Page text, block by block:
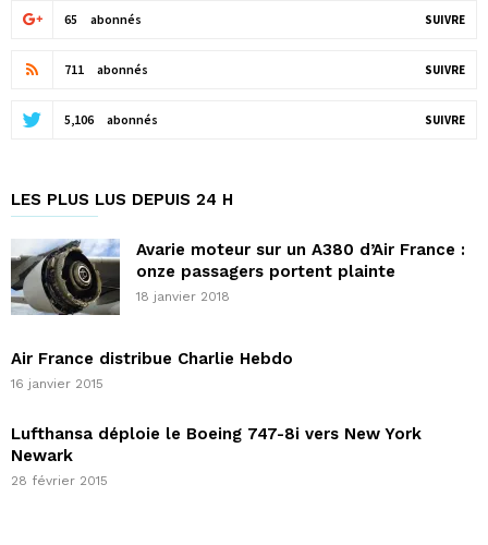
65 abonnés SUIVRE
711 abonnés SUIVRE
5,106 abonnés SUIVRE
LES PLUS LUS DEPUIS 24 H
Avarie moteur sur un A380 d’Air France :
onze passagers portent plainte
18 janvier 2018
Air France distribue Charlie Hebdo
16 janvier 2015
Lufthansa déploie le Boeing 747-8i vers New York
Newark
28 février 2015